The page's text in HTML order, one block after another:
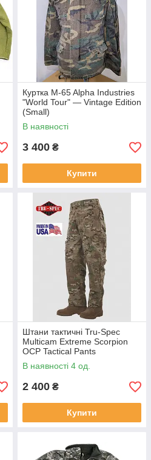
Куртка M-65 Alpha Industries
"World Tour" — Vintage Edition
(Small)
В наявності
3 400 ₴
Купити
Штани тактичні Tru-Spec
Multicam Extreme Scorpion
OCP Tactical Pants
В наявності 4 од.
2 400 ₴
Купити